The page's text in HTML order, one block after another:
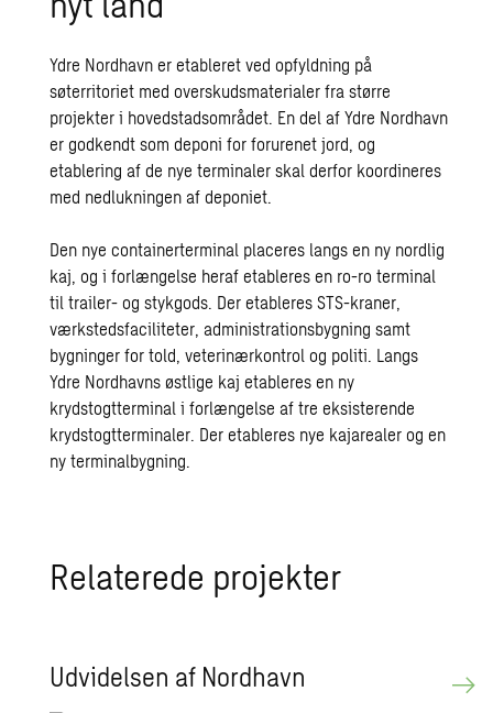
Ydre Nordhavn er etableret ved opfyldning på
søterritoriet med overskudsmaterialer fra større
projekter i hovedstadsområdet. En del af Ydre Nordhavn
er godkendt som deponi for forurenet jord, og
etablering af de nye terminaler skal derfor koordineres
med nedlukningen af deponiet.
Den nye containerterminal placeres langs en ny nordlig
kaj, og i forlængelse heraf etableres en ro-ro terminal
til trailer- og stykgods. Der etableres STS-kraner,
værkstedsfaciliteter, administrationsbygning samt
bygninger for told, veterinærkontrol og politi. Langs
Ydre Nordhavns østlige kaj etableres en ny
krydstogtterminal i forlængelse af tre eksisterende
krydstogtterminaler. Der etableres nye kajarealer og en
ny terminalbygning.
Relaterede projekter
Udvidelsen af Nordhavn